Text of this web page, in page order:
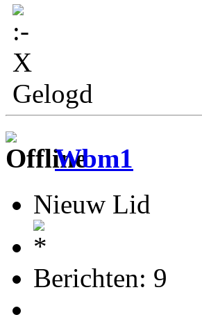
Gelogd
Wbm1
Nieuw Lid
Berichten: 9